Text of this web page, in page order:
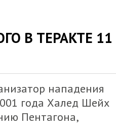
В ТЕРАКТЕ 11
нападения
года Халед Шейх
Пентагона,